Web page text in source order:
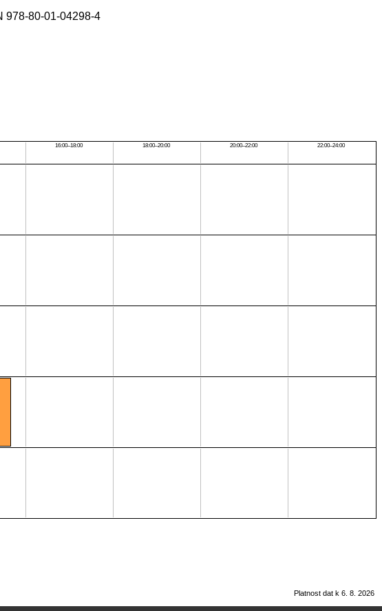
978-80-01-04298-4
16:00–18:00 18:00–20:00 20:00–22:00 22:00–24:00
Platnost dat k 6. 8. 2026